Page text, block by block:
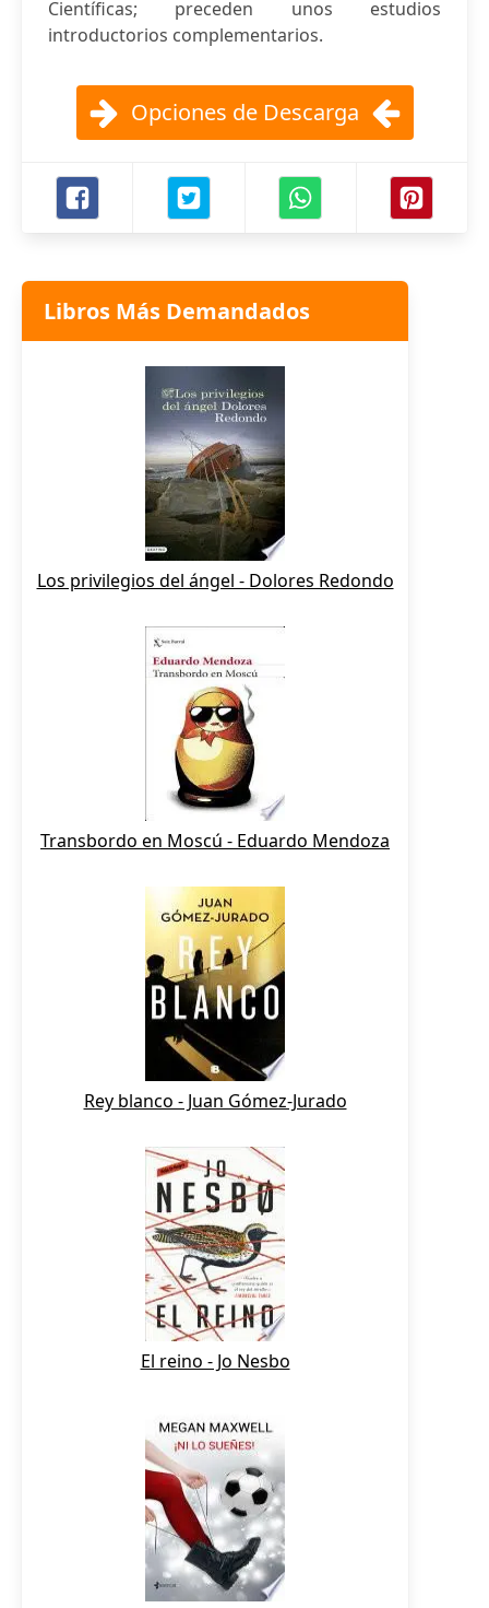
Científicas; preceden unos estudios
introductorios complementarios.
Opciones de Descarga
Libros Más Demandados
Los privilegios del ángel - Dolores Redondo
Transbordo en Moscú - Eduardo Mendoza
Rey blanco - Juan Gómez-Jurado
El reino - Jo Nesbo